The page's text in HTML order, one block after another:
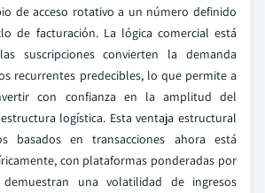
de acceso rotativo a un número definido
de facturación. La lógica comercial está
suscripciones convierten la demanda
recurrentes predecibles, lo que permite a
con confianza en la amplitud del
logística. Esta ventaja estructural
basados en transacciones ahora está
con plataformas ponderadas por
demuestran una volatilidad de ingresos